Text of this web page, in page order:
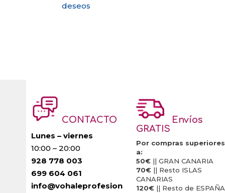
deseos
CONTACTO
Lunes – viernes
10:00 – 20:00
928 778 003
699 604 061
info@vohaleprofesion
Envíos
GRATIS
Por compras superiores
a:
50€|| GRAN CANARIA
70€|| Resto ISLAS
CANARIAS
120€|| Resto de ESPAÑA